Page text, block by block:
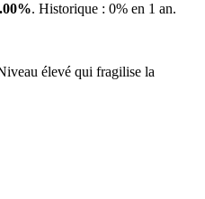
. Historique : 0% en 1 an.
élevé qui fragilise la